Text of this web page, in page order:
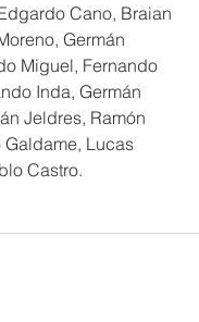
Cano, Braian
Germán
Miguel, Fernando
Inda, Germán
Jeldres, Ramón
Lucas
Castro.